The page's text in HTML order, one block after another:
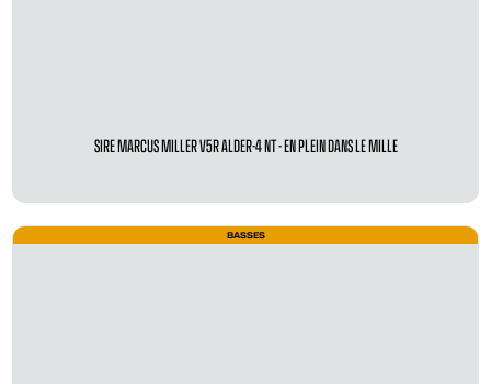
SIRE MARCUS MILLER V5R ALDER-4 NT - EN PLEIN DANS LE MILLE
BASSES